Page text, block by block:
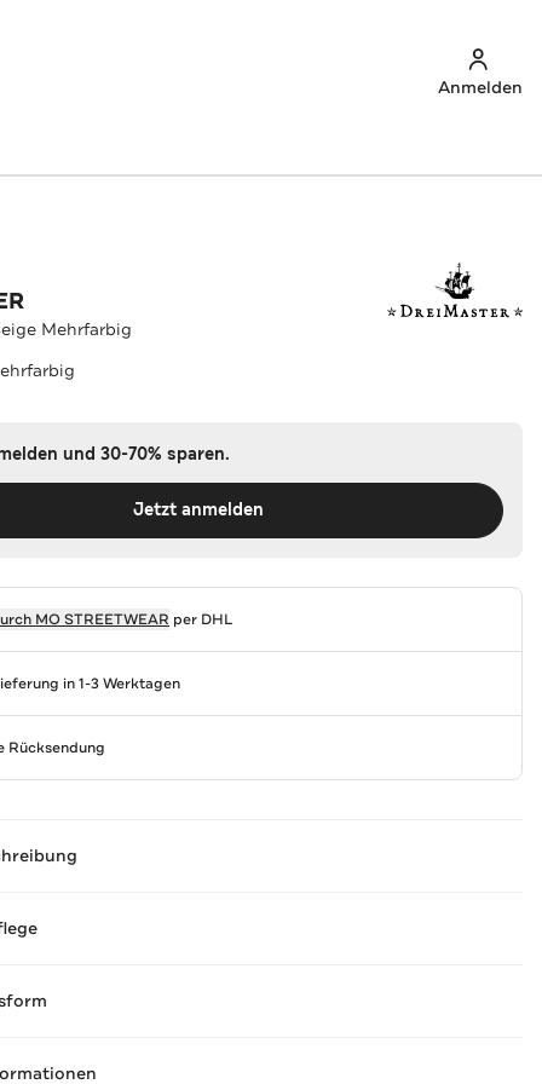
Anmelden
Mehrfarbig
und 30-70% sparen.
Jetzt anmelden
MO STREETWEAR per DHL
in 1-3 Werktagen
Rücksendung